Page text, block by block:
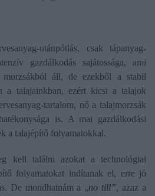
utánpótlás, csak tápanyag-
gazdálkodás sajátossága, ami
áll, de ezekből a stabil
a talajainkban, ezért kicsi a talajok
tartalom, nő a talajmorzsák
is. A mai gazdálkodási
a talajépítő folyamatokkal.
kell találni azokat a technológiai
folyamatokat indítanak el, erre jó
De mondhatnám a „no till”, azaz a